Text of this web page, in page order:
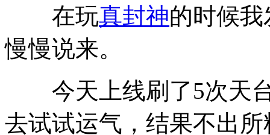
在玩真封神的时候
慢慢说来。
今天上线刷了5次天台
去试试运气，结果不出